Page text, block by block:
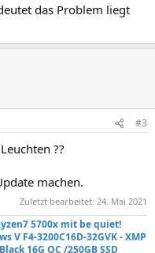
das Problem liegt
#3
??
machen.
Zuletzt bearbeitet: 24. Mai 2021
5700x mit be quiet!
V F4-3200C16D-32GVK - XMP
16G OC /250GB SSD